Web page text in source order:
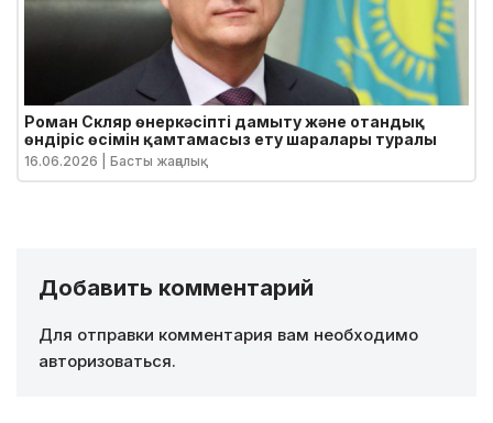
Роман Скляр өнеркәсіпті дамыту және отандық
өндіріс өсімін қамтамасыз ету шаралары туралы
16.06.2026 | Басты жаңалық
Добавить комментарий
Для отправки комментария вам необходимо
авторизоваться.